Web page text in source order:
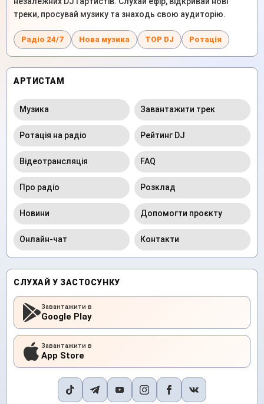
треки, просувай музику та знаходь свою аудиторію.
Радіо 24/7 Нова музика TOP DJ Ротація
АРТИСТАМ
Музика Завантажити трек
Ротація на радіо Рейтинг DJ
Відеотрансляція FAQ
Про радіо Розклад
Новини Допомогти проєкту
Онлайн-чат Контакти
СЛУХАЙ У ЗАСТОСУНКУ
Завантажити в
Google Play
Завантажити в
App Store